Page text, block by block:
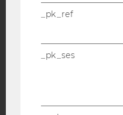
COOKIE
_pk_ref
_pk_ses